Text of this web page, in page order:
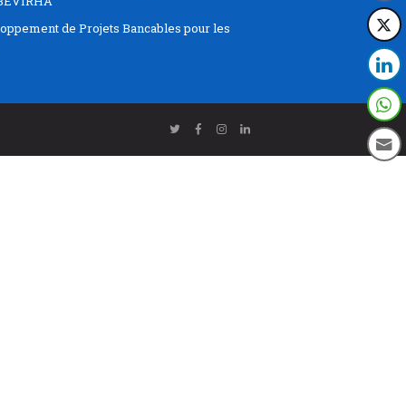
de Projets Bancables pour les